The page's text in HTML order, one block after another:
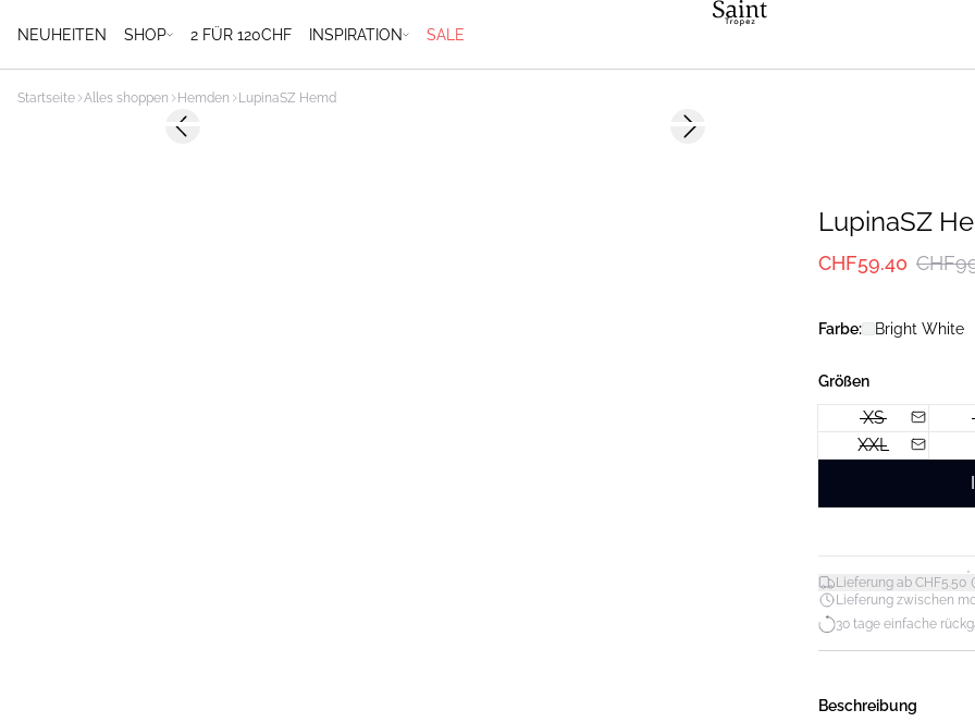
NEUHEITEN SHOP 2 FÜR 120CHF INSPIRATION SALE
Startseite Alles shoppen Hemden LupinaSZ Hemd
-40%Previous slide Next slide
LupinaSZ
CHF59.40
Farbe: Bright White
Größen
XS
XXL
Lieferung ab CHF5.50*
Lieferung zwischen
30 tage einfache
Beschreibung